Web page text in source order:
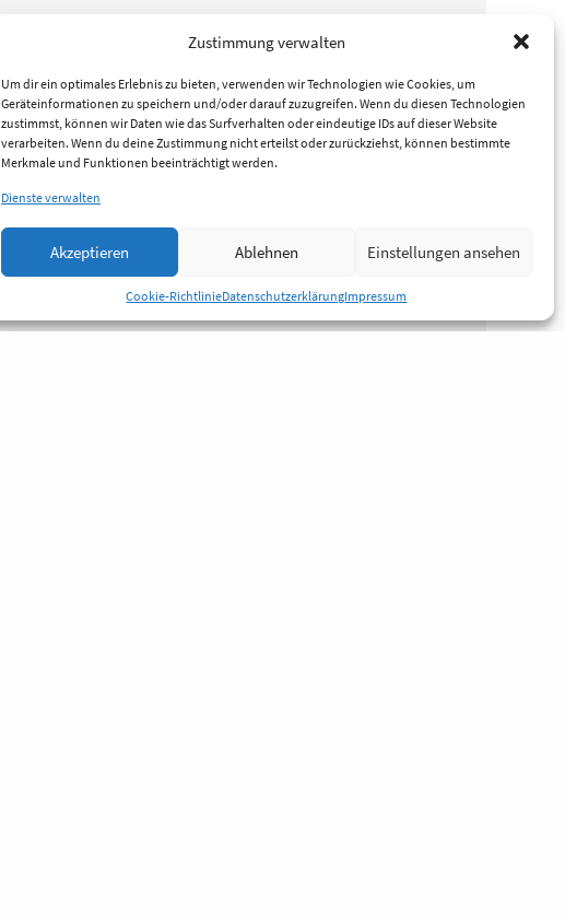
Zustimmung verwalten
Um dir ein optimales Erlebnis zu bieten, verwenden wir Technologien wie Cookies, um
Geräteinformationen zu speichern und/oder darauf zuzugreifen. Wenn du diesen Technologien
zustimmst, können wir Daten wie das Surfverhalten oder eindeutige IDs auf dieser Website
verarbeiten. Wenn du deine Zustimmung nicht erteilst oder zurückziehst, können bestimmte
Merkmale und Funktionen beeinträchtigt werden.
Dienste verwalten
Akzeptieren Ablehnen Einstellungen ansehen
Cookie-RichtlinieDatenschutzerklärungImpressum